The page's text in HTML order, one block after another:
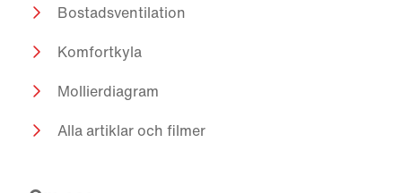
Bostadsventilation
Komfortkyla
Mollierdiagram
Alla artiklar och filmer